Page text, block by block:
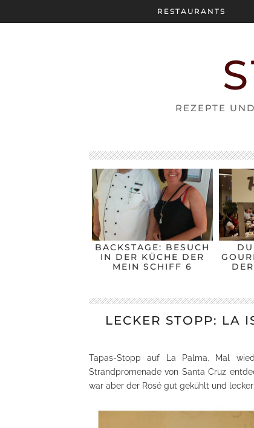
REZEPTE
RESTAURANTS
BACKSTAGE: BESUCH
IN DER KÜCHE DER
MEIN SCHIFF 6
LECKER STOPP: LA
Tapas-Stopp auf La Palma. Mal
Strandpromenade von Santa Cruz
war aber der Rosé gut gekühlt und